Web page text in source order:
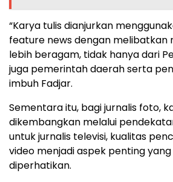
“Karya tulis dianjurkan
feature news dengan melibatkan
lebih beragam, tidak hanya dari
juga pemerintah daerah serta
imbuh Fadjar.
Sementara itu, bagi jurnalis foto,
dikembangkan melalui
untuk jurnalis televisi, kualitas
video menjadi aspek penting
diperhatikan.